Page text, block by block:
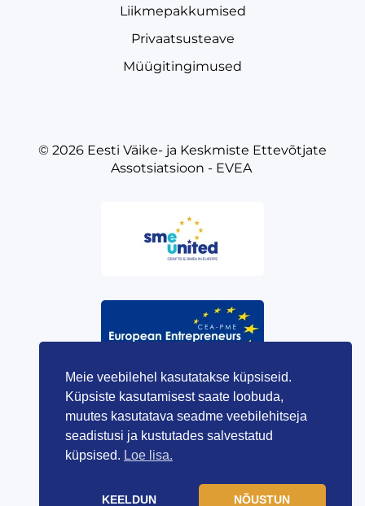
Liikmepakkumised
Privaatsusteave
Müügitingimused
© 2026 Eesti Väike- ja Keskmiste Ettevõtjate
Assotsiatsioon - EVEA
Meie veebilehel kasutatakse küpsiseid.
Küpsiste kasutamisest saate loobuda,
muutes kasutatava seadme veebilehitseja
seadistusi ja kustutades salvestatud
küpsised. Loe lisa.
KEELDUN NÕUSTUN